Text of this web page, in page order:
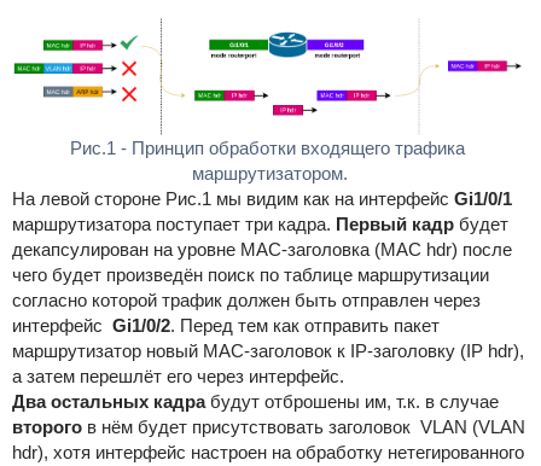
Рис.1 - Принцип обработки входящего трафика
маршрутизатором.
На левой стороне Рис.1 мы видим как на интерфейс Gi1/0/1
маршрутизатора поступает три кадра. Первый кадрбудет
декапсулирован на уровне MAC-заголовка (MAC hdr) после
чего будет произведён поиск по таблице маршрутизации
согласно которой трафик должен быть отправлен через
интерфейс Gi1/0/2. Перед тем как отправить пакет
маршрутизатор новый МАС-заголовок к IP-заголовку (IP hdr),
а затем перешлёт его через интерфейс.
Два остальных кадрабудут отброшены им, т.к. в случае
второгов нём будет присутствовать заголовок VLAN (VLAN
hdr), хотя интерфейс настроен на обработку нетегированного